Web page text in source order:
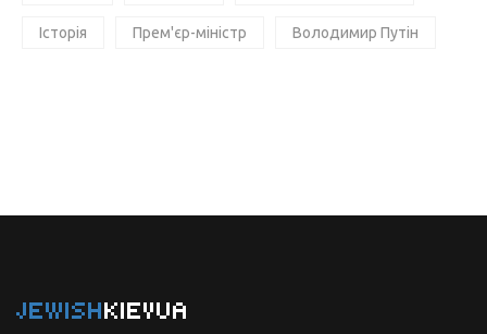
Історія Прем'єр-міністр Володимир Путін
JEWISHKIEVUA